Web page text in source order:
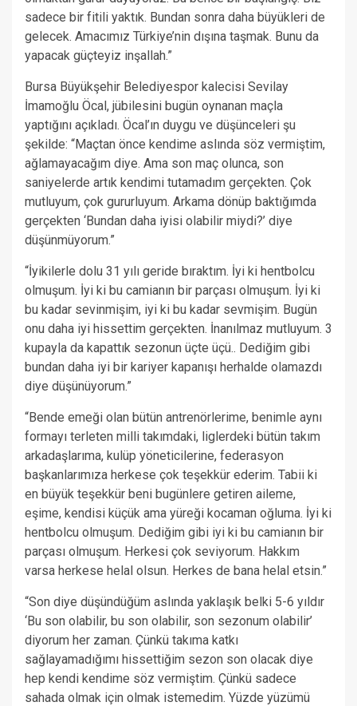
sadece bir fitili yaktık. Bundan sonra daha büyükleri de
gelecek. Amacımız Türkiye’nin dışına taşmak. Bunu da
yapacak güçteyiz inşallah.”
Bursa Büyükşehir Belediyespor kalecisi Sevilay
İmamoğlu Öcal, jübilesini bugün oynanan maçla
yaptığını açıkladı. Öcal’ın duygu ve düşünceleri şu
şekilde: “Maçtan önce kendime aslında söz vermiştim,
ağlamayacağım diye. Ama son maç olunca, son
saniyelerde artık kendimi tutamadım gerçekten. Çok
mutluyum, çok gururluyum. Arkama dönüp baktığımda
gerçekten ‘Bundan daha iyisi olabilir miydi?’ diye
düşünmüyorum.”
“İyikilerle dolu 31 yılı geride bıraktım. İyi ki hentbolcu
olmuşum. İyi ki bu camianın bir parçası olmuşum. İyi ki
bu kadar sevinmişim, iyi ki bu kadar sevmişim. Bugün
onu daha iyi hissettim gerçekten. İnanılmaz mutluyum. 3
kupayla da kapattık sezonun üçte üçü.. Dediğim gibi
bundan daha iyi bir kariyer kapanışı herhalde olamazdı
diye düşünüyorum.”
“Bende emeği olan bütün antrenörlerime, benimle aynı
formayı terleten milli takımdaki, liglerdeki bütün takım
arkadaşlarıma, kulüp yöneticilerine, federasyon
başkanlarımıza herkese çok teşekkür ederim. Tabii ki
en büyük teşekkür beni bugünlere getiren aileme,
eşime, kendisi küçük ama yüreği kocaman oğluma. İyi ki
hentbolcu olmuşum. Dediğim gibi iyi ki bu camianın bir
parçası olmuşum. Herkesi çok seviyorum. Hakkım
varsa herkese helal olsun. Herkes de bana helal etsin.”
“Son diye düşündüğüm aslında yaklaşık belki 5-6 yıldır
‘Bu son olabilir, bu son olabilir, son sezonum olabilir’
diyorum her zaman. Çünkü takıma katkı
sağlayamadığımı hissettiğim sezon son olacak diye
hep kendi kendime söz vermiştim. Çünkü sadece
sahada olmak için olmak istemedim. Yüzde yüzümü